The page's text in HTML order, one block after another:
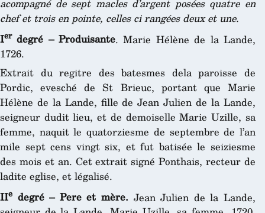
acompagné de sept macles d’argent posées quatre en
chef et trois en pointe, celles ci rangées deux et une.
Ierdegré – Produisante. Marie Hélène de la Lande,
1726.
Extrait du regitre des batesmes dela paroisse de
Pordic, evesché de St Brieuc, portant que Marie
Hélène de la Lande, fille de Jean Julien de la Lande,
seigneur dudit lieu, et de demoiselle Marie Uzille, sa
femme, naquit le quatorziesme de septembre de l’an
mile sept cens vingt six, et fut batisée le seiziesme
des mois et an. Cet extrait signé Ponthais, recteur de
ladite eglise, et légalisé.
IIe degré – Pere et mère. Jean Julien de la Lande,